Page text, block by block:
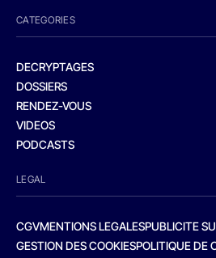
CATEGORIES
DECRYPTAGES
DOSSIERS
RENDEZ-VOUS
VIDEOS
PODCASTS
LEGAL
CGVMENTIONS LEGALESPUBLICITE
GESTION DES COOKIESPOLITIQUE DE